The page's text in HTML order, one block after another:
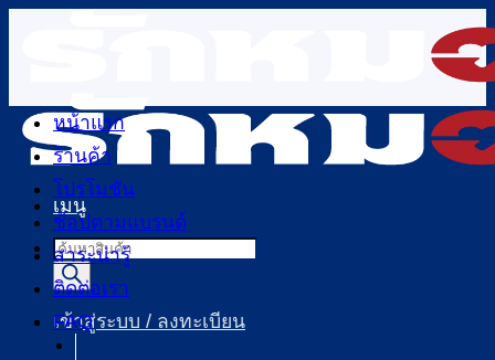
เนื้อหา
เมนู
Products
search
เข้าสู่ระบบ / ลงทะเบียน
หน้าแรก
ร้านค้า
โปรโมชัน
ช้อปตามแบรนด์
สาระน่ารู้
ติดต่อเรา
FAQ